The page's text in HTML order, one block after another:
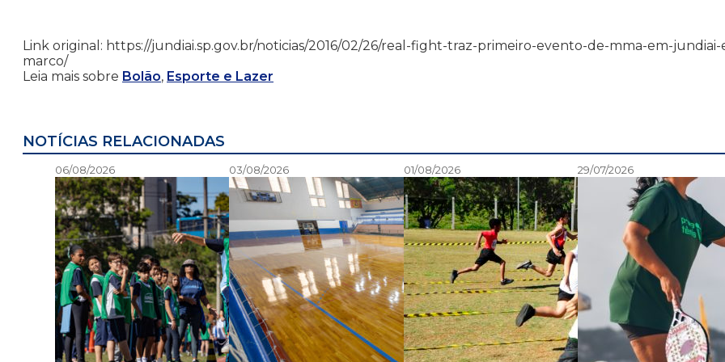
Link original: https://jundiai.sp.gov.br/noticias/2016/02/26/real-fight-traz-primeiro-evento-de-mma-em-jundiai-
marco/
Leia mais sobre Bolão, Esporte e Lazer
NOTÍCIAS RELACIONADAS
06/08/2026 03/08/2026 01/08/2026 29/07/2026